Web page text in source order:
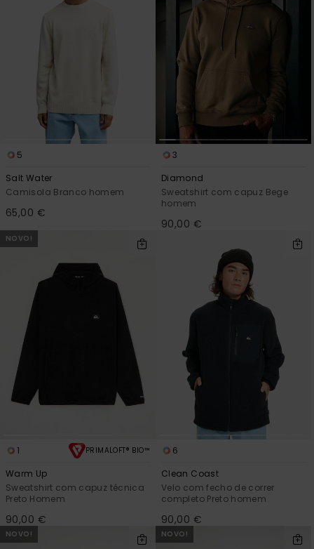
5
Salt Water
Camisola Branco homem
65,00 €
3
Diamond
Sweatshirt com capuz Bege
homem
90,00 €
NOVO!
1 PRIMALOFT® BIO™
Warm Up
Sweatshirt com capuz técnica
Preto Homem
90,00 €
6
Clean Coast
Velo com fecho de correr
completo Preto homem
90,00 €
NOVO! NOVO!